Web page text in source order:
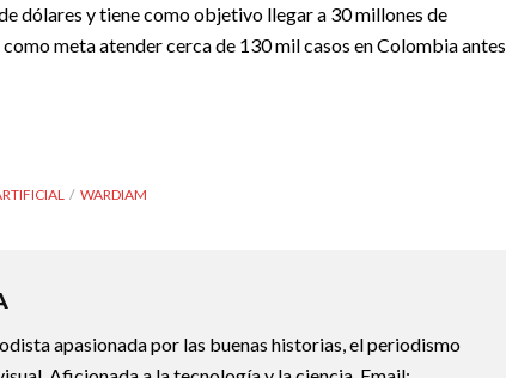
dólares y tiene como objetivo llegar a 30 millones de
meta atender cerca de 130 mil casos en Colombia antes
WARDIAM
apasionada por las buenas historias, el periodismo